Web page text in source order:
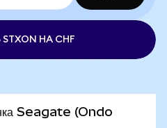
НА CHF
Seagate (Ondo